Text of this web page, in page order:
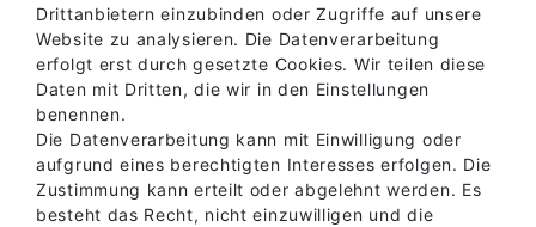
INFORMATIONEN
ABHOLLAGER
KONTAKT
Drittanbietern einzubinden oder Zugriffe auf unsere
Website zu analysieren. Die Datenverarbeitung
erfolgt erst durch gesetzte Cookies. Wir teilen diese
Daten mit Dritten, die wir in den Einstellungen
benennen.
Die Datenverarbeitung kann mit Einwilligung oder
aufgrund eines berechtigten Interesses erfolgen. Die
Zustimmung kann erteilt oder abgelehnt werden. Es
besteht das Recht, nicht einzuwilligen und die